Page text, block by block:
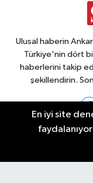
Ulusal haberin
Türkiye'nin dört
haberlerini takip
şekillendirin.
Ankara Nöbetçi
En iyi site